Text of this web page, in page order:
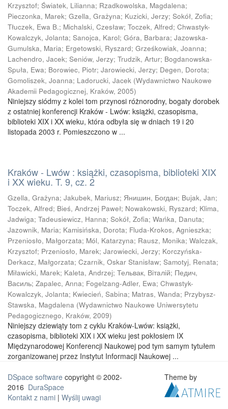
Krzysztof; Światek, Lilianna; Rzadkowolska, Magdalena;
Pieczonka, Marek; Gzella, Grażyna; Kuzicki, Jerzy; Sokół, Zofia;
Tłuczek, Ewa B.; Michalski, Czesław; Toczek, Alfred; Chwastyk-
Kowalczyk, Jolanta; Sanojca, Karol; Góra, Barbara; Jazowska-
Gumulska, Maria; Ergetowski, Ryszard; Grześkowiak, Joanna;
Lachendro, Jacek; Seniów, Jerzy; Trudzik, Artur; Bogdanowska-
Spuła, Ewa; Borowiec, Piotr; Jarowiecki, Jerzy; Degen, Dorota;
Gomoliszek, Joanna; Ladorucki, Jacek (Wydawnictwo Naukowe
Akademii Pedagogicznej, Kraków, 2005)
Niniejszy siódmy z kolei tom przynosi różnorodny, bogaty dorobek
z ostatniej konferencji Kraków - Lwów: książki, czasopisma,
biblioteki XIX i XX wieku, która odbyła się w dniach 19 i 20
listopada 2003 r. Pomieszczono w ...
Kraków - Lwów : książki, czasopisma, biblioteki XIX
i XX wieku. T. 9, cz. 2
Gzella, Grażyna; Jakubek, Mariusz; Янишин, Богдан; Bujak, Jan;
Toczek, Alfred; Bieś, Andrzej Paweł; Nowakowski, Ryszard; Klima,
Jadwiga; Tadeusiewicz, Hanna; Sokół, Zofia; Wańka, Danuta;
Jazownik, Maria; Kamisińska, Dorota; Fluda-Krokos, Agnieszka;
Przeniosło, Małgorzata; Mól, Katarzyna; Rausz, Monika; Walczak,
Krzysztof; Przeniosło, Marek; Jarowiecki, Jerzy; Korczyńska-
Derkacz, Małgorzata; Czarnik, Oskar Stanisław; Samotyj, Renata;
Miławicki, Marek; Kaleta, Andrzej; Тельвак, Вiтaлiй; Педич,
Василь; Zapalec, Anna; Fogelzang-Adler, Ewa; Chwastyk-
Kowalczyk, Jolanta; Kwiecień, Sabina; Matras, Wanda; Przybysz-
Stawska, Magdalena (Wydawnictwo Naukowe Uniwersytetu
Pedagogicznego, Kraków, 2009)
Niniejszy dziewiąty tom z cyklu Kraków-Lwów: książki,
czasopisma, biblioteki XIX i XX wieku jest pokłosiem IX
Międzynarodowej Konferencji Naukowej pod tym samym tytułem
zorganizowanej przez Instytut Informacji Naukowej ...
DSpace software copyright © 2002-
2016 DuraSpace
Kontakt z nami | Wyślij uwagi
Theme by